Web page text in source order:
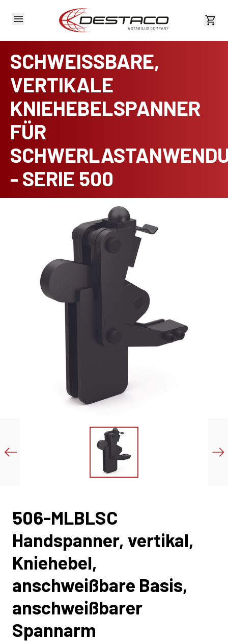
SCHWEISSBARE,
VERTIKALE
KNIEHEBELSPANNER
FÜR
- SERIE 500
506-MLBLSC
Handspanner, vertikal,
Kniehebel,
anschweißbare Basis,
anschweißbarer
Spannarm